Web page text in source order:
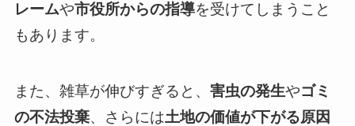
レームや市役所からの指導を受けてしまうこと
もあります。
また、雑草が伸びすぎると、 害虫の発生やゴミ
の不法投棄、さらには土地の価値が下がる原因